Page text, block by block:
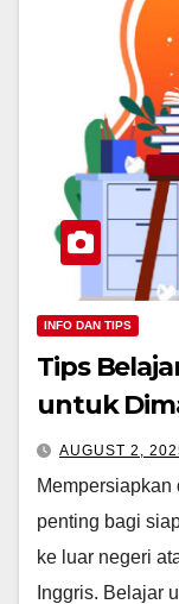
INFO DAN TIPS
Tips
untuk
AUGUST 2,
Mempersiapkan
penting bagi
ke luar negeri
Inggris. Belajar